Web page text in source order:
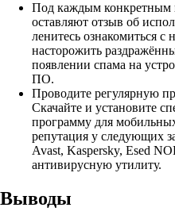
Под каждым конкретным
оставляют отзыв об
ленитесь ознакомиться
насторожить
появлении спама на
ПО.
Проводите регулярную
Скачайте и установите
программу для
репутация у следующих
Avast, Kaspersky, Esed
антивирусную утилиту.
Выводы